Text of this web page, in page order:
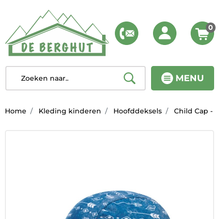
MENU
0
Home Kleding kinderen Hoofddeksels Child Cap -